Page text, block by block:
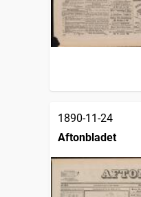
1890-11-24
Aftonbladet